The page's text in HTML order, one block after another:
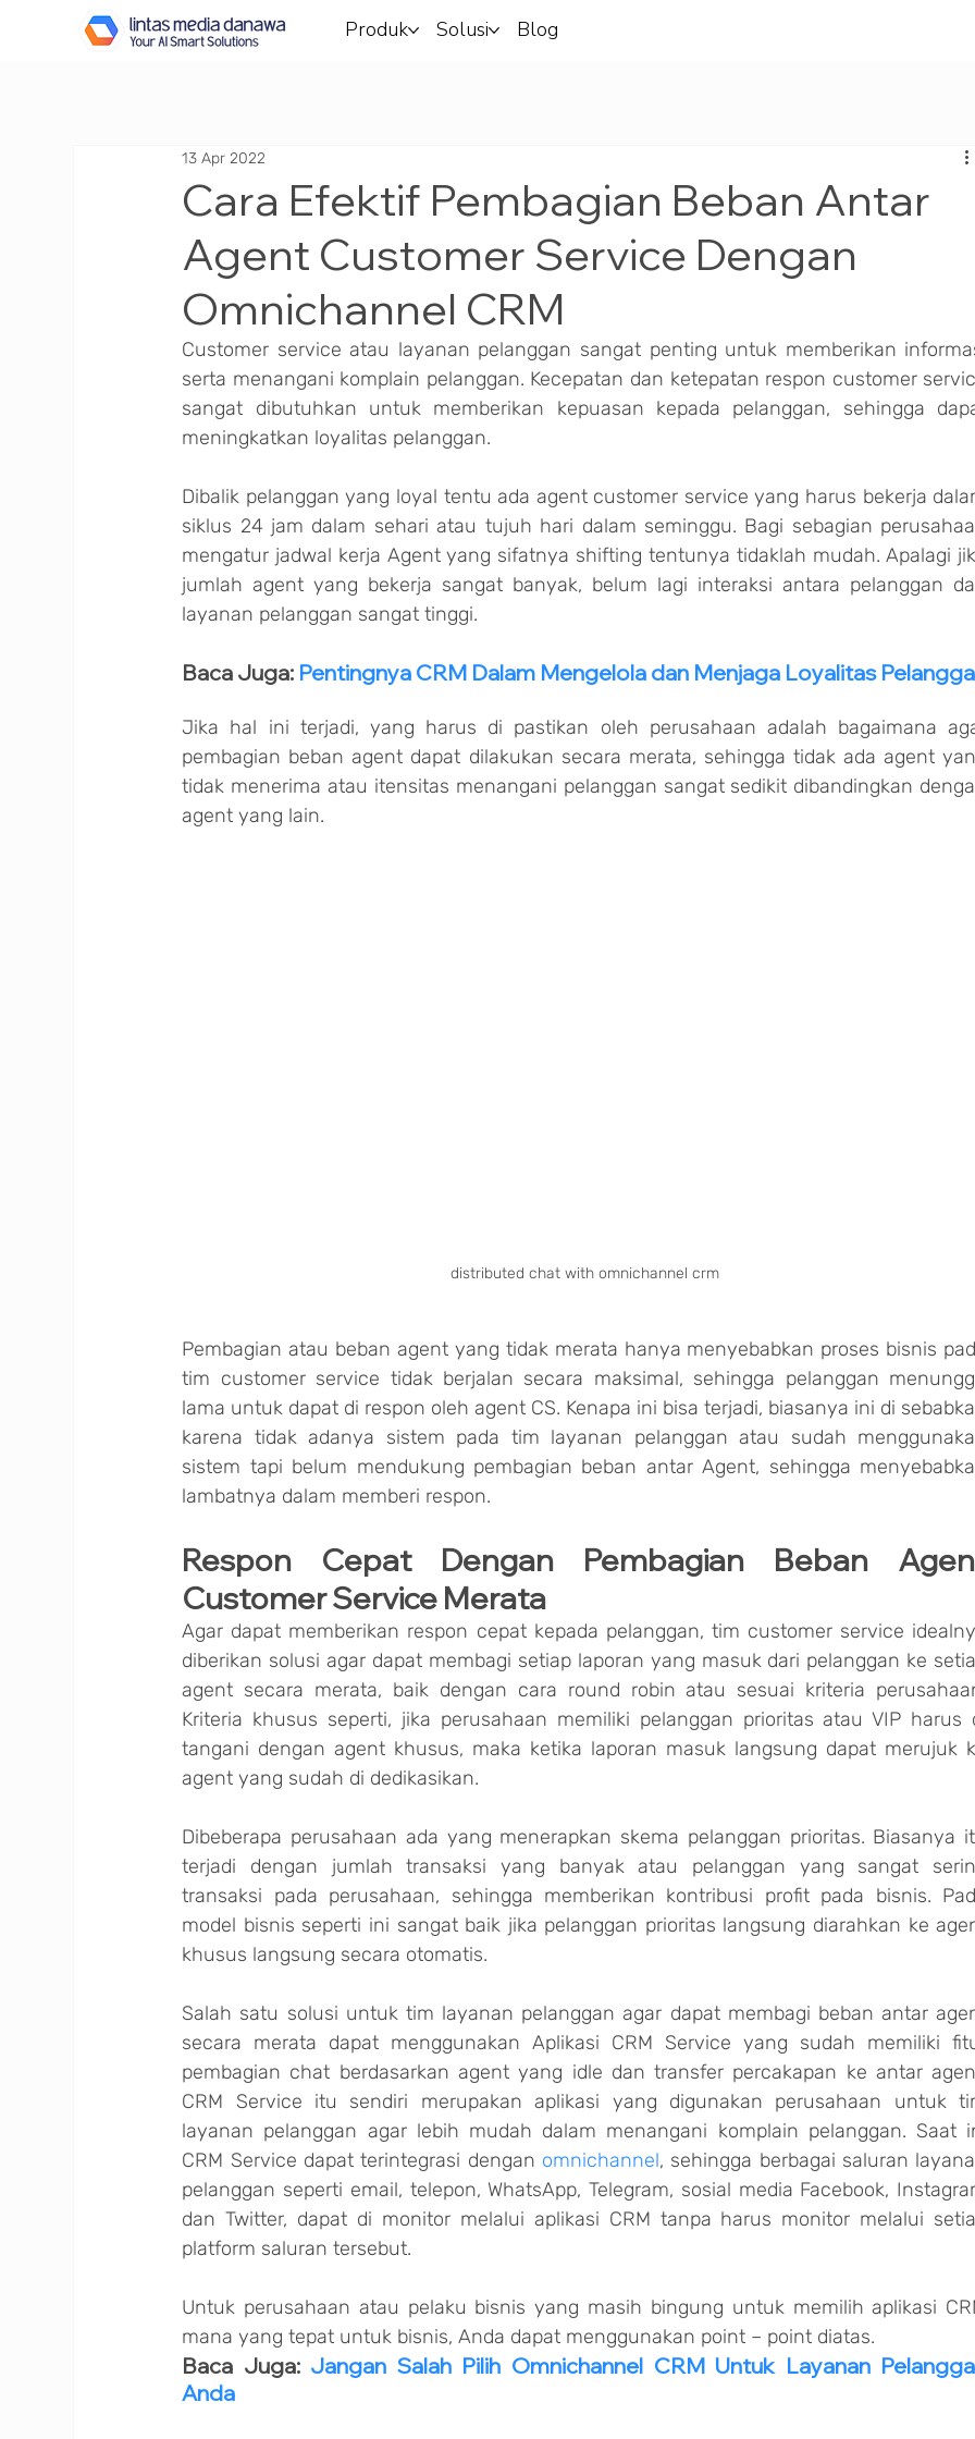
Produk Solusi Blog
Cara Efektif Pembagian Beban Antar
Agent Customer Service Dengan
Omnichannel CRM
13 Apr 2022
Customer service atau layanan pelanggan sangat penting untuk memberikan
serta menangani komplain pelanggan. Kecepatan dan ketepatan respon customer
sangat dibutuhkan untuk memberikan kepuasan kepada pelanggan, sehingga
meningkatkan loyalitas pelanggan.
Dibalik pelanggan yang loyal tentu ada agent customer service yang harus bekerja
siklus 24 jam dalam sehari atau tujuh hari dalam seminggu. Bagi sebagian
mengatur jadwal kerja Agent yang sifatnya shifting tentunya tidaklah mudah. Apalagi
jumlah agent yang bekerja sangat banyak, belum lagi interaksi antara pelanggan
layanan pelanggan sangat tinggi.
Baca Juga: Pentingnya CRM Dalam Mengelola dan Menjaga Loyalitas
Jika hal ini terjadi, yang harus di pastikan oleh perusahaan adalah bagaimana
pembagian beban agent dapat dilakukan secara merata, sehingga tidak ada agent
tidak menerima atau itensitas menangani pelanggan sangat sedikit dibandingkan
agent yang lain.
distributed chat with omnichannel crm
Pembagian atau beban agent yang tidak merata hanya menyebabkan proses bisnis
tim customer service tidak berjalan secara maksimal, sehingga pelanggan
lama untuk dapat di respon oleh agent CS. Kenapa ini bisa terjadi, biasanya ini di
karena tidak adanya sistem pada tim layanan pelanggan atau sudah
sistem tapi belum mendukung pembagian beban antar Agent, sehingga
lambatnya dalam memberi respon.
Respon Cepat Dengan Pembagian Beban
Customer Service Merata
Agar dapat memberikan respon cepat kepada pelanggan, tim customer service
diberikan solusi agar dapat membagi setiap laporan yang masuk dari pelanggan ke
agent secara merata, baik dengan cara round robin atau sesuai kriteria
Kriteria khusus seperti, jika perusahaan memiliki pelanggan prioritas atau VIP harus
tangani dengan agent khusus, maka ketika laporan masuk langsung dapat merujuk
agent yang sudah di dedikasikan.
Dibeberapa perusahaan ada yang menerapkan skema pelanggan prioritas. Biasanya
terjadi dengan jumlah transaksi yang banyak atau pelanggan yang sangat
transaksi pada perusahaan, sehingga memberikan kontribusi profit pada bisnis.
model bisnis seperti ini sangat baik jika pelanggan prioritas langsung diarahkan ke
khusus langsung secara otomatis.
Salah satu solusi untuk tim layanan pelanggan agar dapat membagi beban antar
secara merata dapat menggunakan Aplikasi CRM Service yang sudah memiliki
pembagian chat berdasarkan agent yang idle dan transfer percakapan ke antar
CRM Service itu sendiri merupakan aplikasi yang digunakan perusahaan untuk
layanan pelanggan agar lebih mudah dalam menangani komplain pelanggan. Saat
CRM Service dapat terintegrasi dengan omnichannel, sehingga berbagai saluran
pelanggan seperti email, telepon, WhatsApp, Telegram, sosial media Facebook,
dan Twitter, dapat di monitor melalui aplikasi CRM tanpa harus monitor melalui
platform saluran tersebut.
Untuk perusahaan atau pelaku bisnis yang masih bingung untuk memilih aplikasi
mana yang tepat untuk bisnis, Anda dapat menggunakan point – point diatas.
Baca Juga: Jangan Salah Pilih Omnichannel CRM Untuk Layanan
Anda